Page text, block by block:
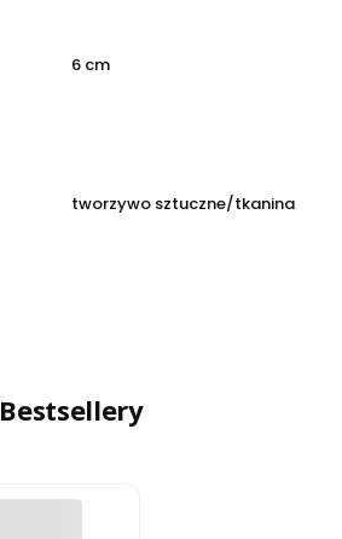
6 cm
tworzywo sztuczne/tkanina
Bestsellery